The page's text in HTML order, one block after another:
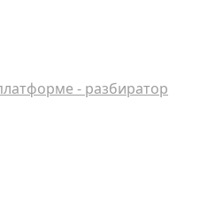
- разбиратор